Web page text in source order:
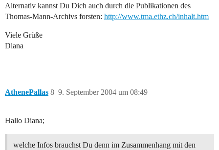
Alternativ kannst Du Dich auch durch die Publikationen des
Thomas-Mann-Archivs forsten: http://www.tma.ethz.ch/inhalt.htm
Viele Grüße
Diana
AthenePallas 9. September 2004 um 08:49
8
Hallo Diana;
welche Infos brauchst Du denn im Zusammenhang mit den